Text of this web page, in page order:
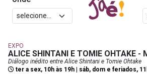
EXPO
ALICE SHINTANI E TOMIE OHTAKE -
Diálogo inédito entre Alice Shintani e Tomie Ohtake
ter a sex, 10h às 19h | sáb, dom e feriados,